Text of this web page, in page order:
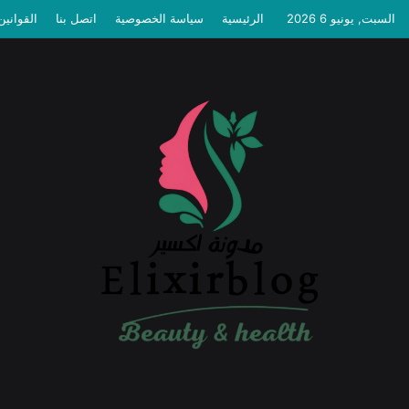
السبت, يونيو 6 2026 الرئيسية سياسة الخصوصية اتصل بنا